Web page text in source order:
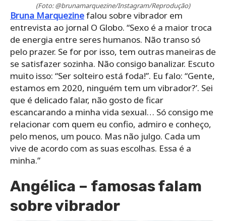
(Foto: @brunamarquezine/Instagram/Reprodução)
Bruna Marquezinefalou sobre vibrador em
entrevista ao jornal O Globo. “Sexo é a maior troca
de energia entre seres humanos. Não transo só
pelo prazer. Se for por isso, tem outras maneiras de
se satisfazer sozinha. Não consigo banalizar. Escuto
muito isso: “Ser solteiro está foda!”. Eu falo: “Gente,
estamos em 2020, ninguém tem um vibrador?’. Sei
que é delicado falar, não gosto de ficar
escancarando a minha vida sexual… Só consigo me
relacionar com quem eu confio, admiro e conheço,
pelo menos, um pouco. Mas não julgo. Cada um
vive de acordo com as suas escolhas. Essa é a
minha.”
Angélica – famosas falam
sobre vibrador